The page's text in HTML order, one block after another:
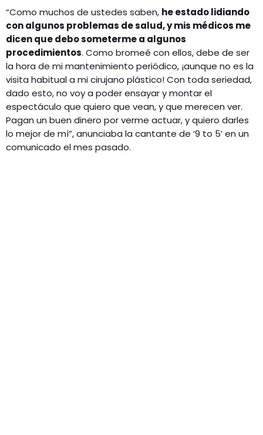
“Como muchos de ustedes saben, he estado lidiando
con algunos problemas de salud, y mis médicos me
dicen que debo someterme a algunos
procedimientos. Como bromeé con ellos, debe de ser
la hora de mi mantenimiento periódico, ¡aunque no es la
visita habitual a mi cirujano plástico! Con toda seriedad,
dado esto, no voy a poder ensayar y montar el
espectáculo que quiero que vean, y que merecen ver.
Pagan un buen dinero por verme actuar, y quiero darles
lo mejor de mí”, anunciaba la cantante de ‘9 to 5’ en un
comunicado el mes pasado.